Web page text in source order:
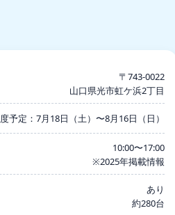
〒743-0022
山口県光市虹ケ浜2丁目
予定：7月18日（土）〜8月16日（日）
10:00〜17:00
※2025年掲載情報
あり
約280台